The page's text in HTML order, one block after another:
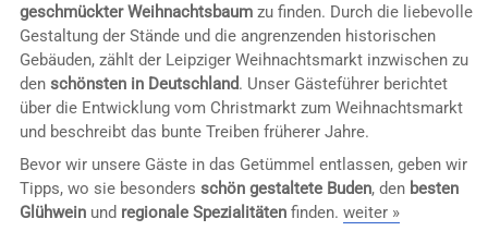
geschmückter Weihnachtsbaumzu finden. Durch die liebevolle
Gestaltung der Stände und die angrenzenden historischen
Gebäuden, zählt der Leipziger Weihnachtsmarkt inzwischen zu
den schönsten in Deutschland. Unser Gästeführer berichtet
über die Entwicklung vom Christmarkt zum Weihnachtsmarkt
und beschreibt das bunte Treiben früherer Jahre.
Bevor wir unsere Gäste in das Getümmel entlassen, geben wir
Tipps, wo sie besonders schön gestaltete Buden, den besten
Glühweinund regionale Spezialitätenfinden. weiter »